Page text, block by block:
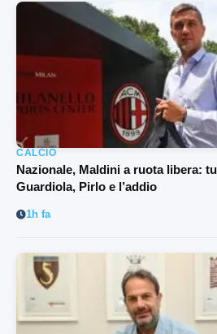
CALCIO
Nazionale, Maldini a ruota libera:
Guardiola, Pirlo e l’addio
1h fa